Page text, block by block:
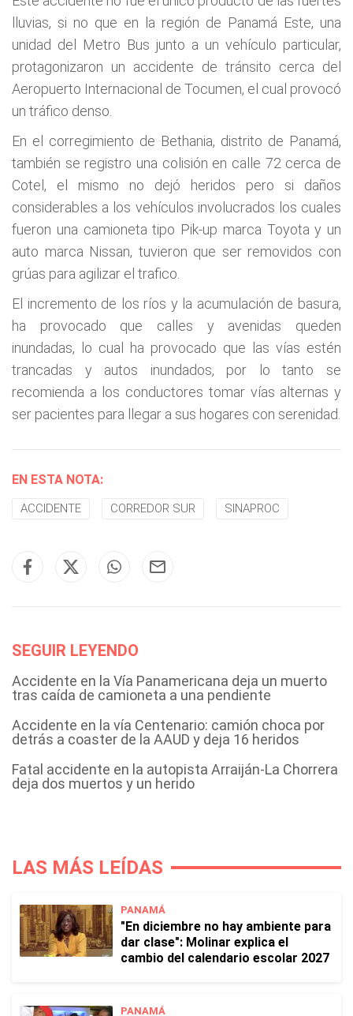
lluvias, si no que en la región de Panamá Este, una
unidad del Metro Bus junto a un vehículo particular,
protagonizaron un accidente de tránsito cerca del
Aeropuerto Internacional de Tocumen, el cual provocó
un tráfico denso.
En el corregimiento de Bethania, distrito de Panamá,
también se registro una colisión en calle 72 cerca de
Cotel, el mismo no dejó heridos pero si daños
considerables a los vehículos involucrados los cuales
fueron una camioneta tipo Pik-up marca Toyota y un
auto marca Nissan, tuvieron que ser removidos con
grúas para agilizar el trafico.
El incremento de los ríos y la acumulación de basura,
ha provocado que calles y avenidas queden
inundadas, lo cual ha provocado que las vías estén
trancadas y autos inundados, por lo tanto se
recomienda a los conductores tomar vías alternas y
ser pacientes para llegar a sus hogares con serenidad.
EN ESTA NOTA:
ACCIDENTE CORREDOR SUR SINAPROC
SEGUIR LEYENDO
Accidente en la Vía Panamericana deja un muerto
tras caída de camioneta a una pendiente
Accidente en la vía Centenario: camión choca por
detrás a coaster de la AAUD y deja 16 heridos
Fatal accidente en la autopista Arraiján-La Chorrera
deja dos muertos y un herido
LAS MÁS LEÍDAS
PANAMÁ
"En diciembre no hay ambiente para
dar clase": Molinar explica el
cambio del calendario escolar 2027
PANAMÁ